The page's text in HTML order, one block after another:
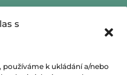
s
k ukládání a/nebo